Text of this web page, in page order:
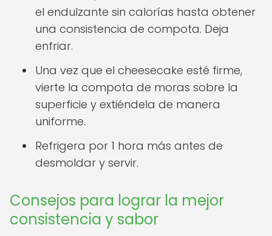
el endulzante sin calorías hasta obtener
una consistencia de compota. Deja
enfriar.
Una vez que el cheesecake esté firme,
vierte la compota de moras sobre la
superficie y extiéndela de manera
uniforme.
Refrigera por 1 hora más antes de
desmoldar y servir.
Consejos para lograr la mejor
consistencia y sabor